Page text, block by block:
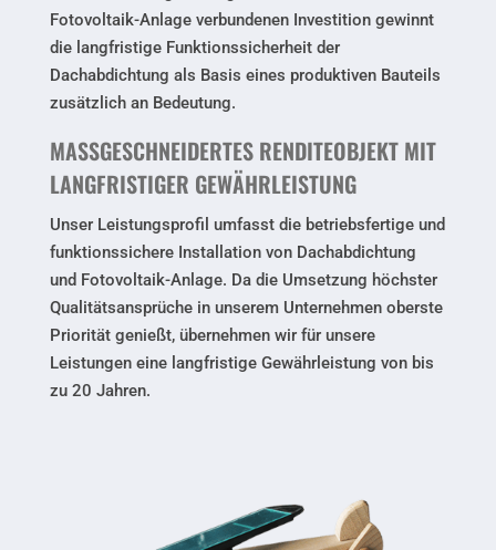
Fotovoltaik-Anlage verbundenen Investition gewinnt
die langfristige Funktionssicherheit der
Dachabdichtung als Basis eines produktiven Bauteils
zusätzlich an Bedeutung.
MASSGESCHNEIDERTES RENDITEOBJEKT MIT L
ANGFRISTIGER GEWÄHRLEISTUNG
Unser Leistungsprofil umfasst die betriebsfertige und
funktionssichere Installation von Dachabdichtung
und Fotovoltaik-Anlage. Da die Umsetzung höchster
Qualitätsansprüche in unserem Unternehmen oberste
Priorität genießt, übernehmen wir für unsere
Leistungen eine langfristige Gewährleistung von bis
zu 20 Jahren.